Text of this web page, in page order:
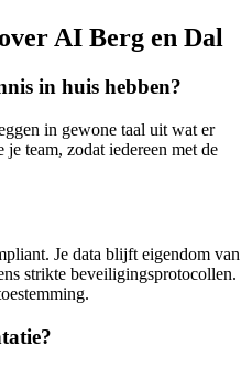
AI Berg en Dal
in huis hebben?
in gewone taal uit wat er
team, zodat iedereen met de
Je data blijft eigendom van
strikte beveiligingsprotocollen.